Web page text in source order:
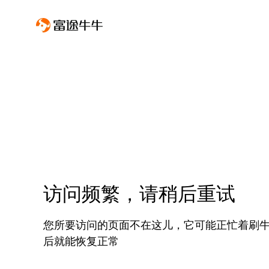
访问频繁，请稍后重试
您所要访问的页面不在这儿，它可能正忙着刷
后就能恢复正常